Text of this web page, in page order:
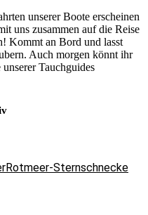
unserer Boote erscheinen
uns zusammen auf die Reise
Kommt an Bord und lasst
Auch morgen könnt ihr
Tauchguides
Rotmeer-Sternschnecke